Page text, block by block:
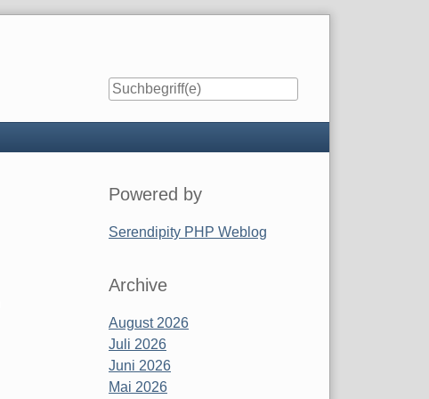
Seitenleiste
Powered by
Serendipity PHP Weblog
Archive
August 2026
Juli 2026
Juni 2026
Mai 2026